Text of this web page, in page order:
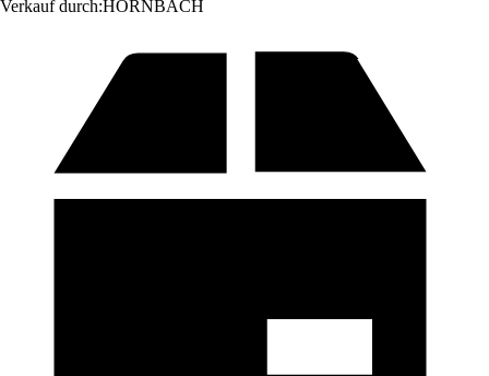
Verkauf durch:HORNBACH